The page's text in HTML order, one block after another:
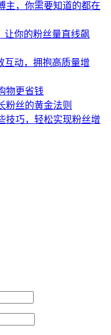
主，你需要知道的都在
让你的粉丝量直线飙
互动，拥抱高质量增
物更省钱
粉丝的黄金法则
技巧，轻松实现粉丝增